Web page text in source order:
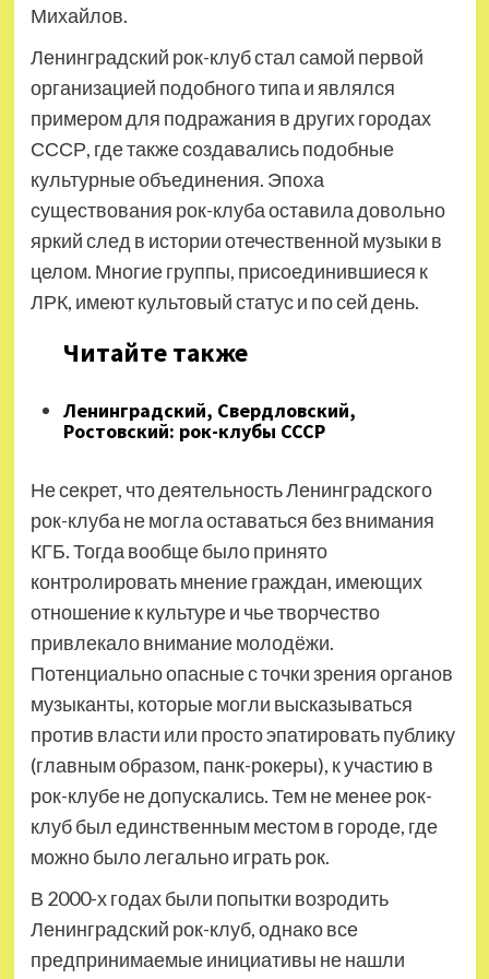
Михайлов.
Ленинградский рок-клуб стал самой первой
организацией подобного типа и являлся
примером для подражания в других городах
СССР, где также создавались подобные
культурные объединения. Эпоха
существования рок-клуба оставила довольно
яркий след в истории отечественной музыки в
целом. Многие группы, присоединившиеся к
ЛРК, имеют культовый статус и по сей день.
Читайте также
Ленинградский, Свердловский,
Ростовский: рок-клубы СССР
Не секрет, что деятельность Ленинградского
рок-клуба не могла оставаться без внимания
КГБ. Тогда вообще было принято
контролировать мнение граждан, имеющих
отношение к культуре и чье творчество
привлекало внимание молодёжи.
Потенциально опасные с точки зрения органов
музыканты, которые могли высказываться
против власти или просто эпатировать публику
(главным образом, панк-рокеры), к участию в
рок-клубе не допускались. Тем не менее рок-
клуб был единственным местом в городе, где
можно было легально играть рок.
В 2000-х годах были попытки возродить
Ленинградский рок-клуб, однако все
предпринимаемые инициативы не нашли